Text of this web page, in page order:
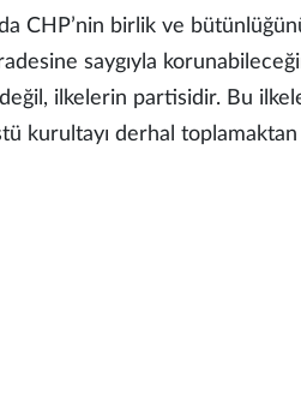
CHP’nin birlik ve
saygıyla
ilkelerin partisidir. Bu
kurultayı derhal